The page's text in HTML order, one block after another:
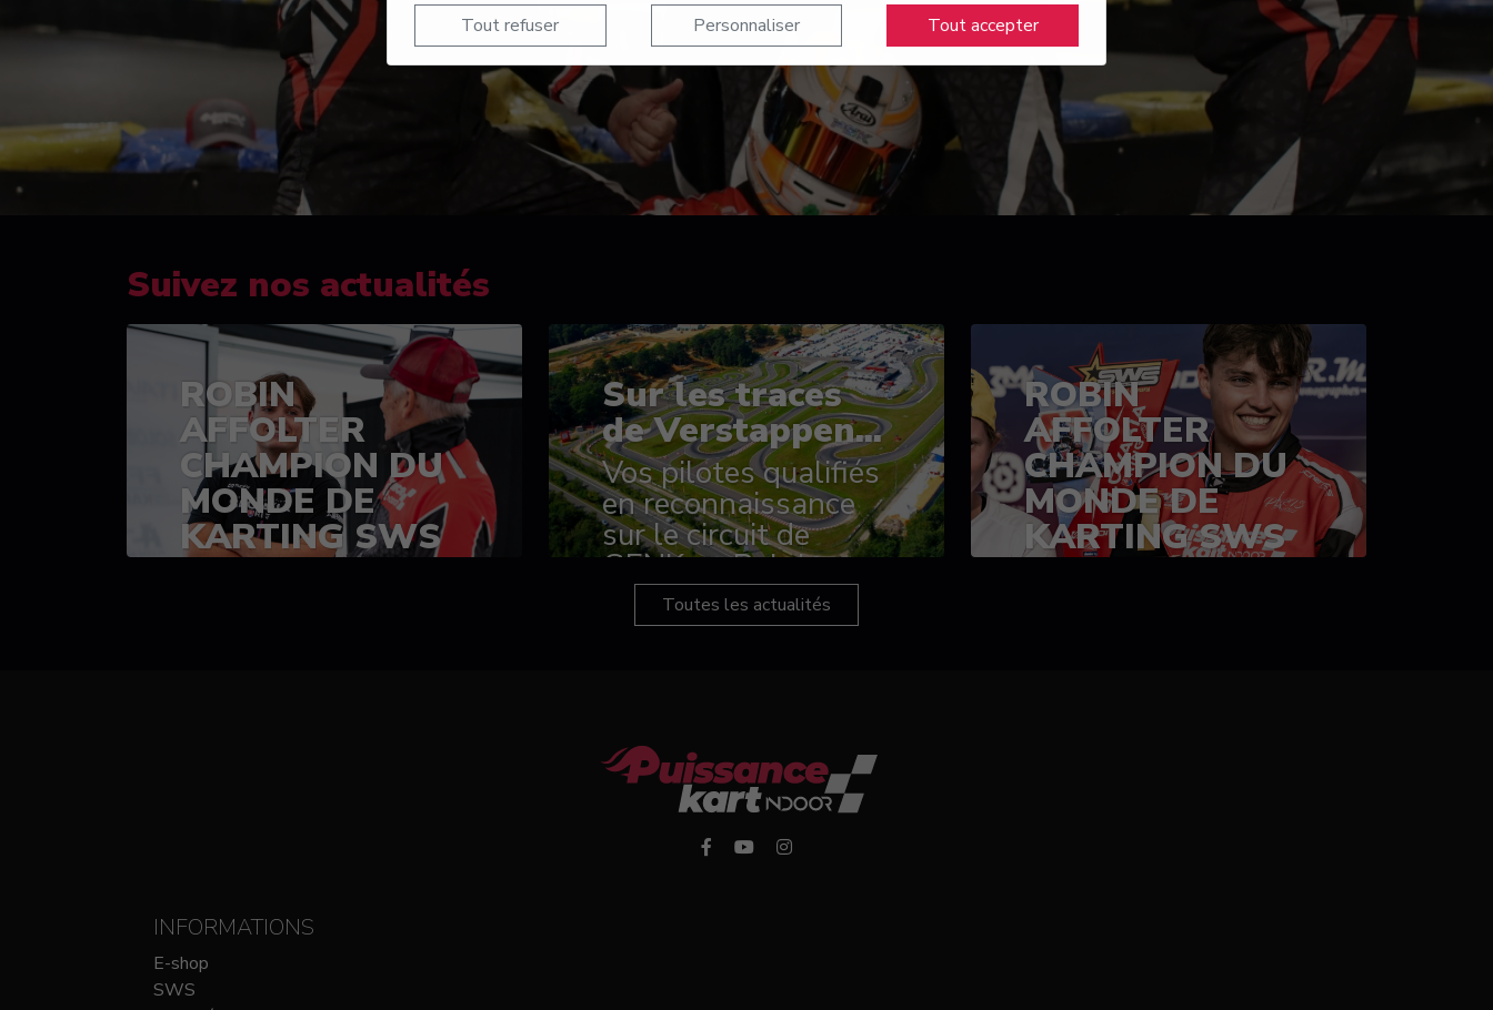
Tout refuser Personnaliser Tout accepter
Suivez nos actualités
ROBIN
AFFOLTER
CHAMPION DU
MONDE DE
KARTING SWS
(SPRINT)
Sur les traces
de Verstappen...
Vos pilotes qualifiés
en reconnaissance
sur le circuit de
GENK en Belgique
ROBIN
AFFOLTER
CHAMPION DU
MONDE DE
KARTING SWS
Toutes les actualités
INFORMATIONS
E-shop
SWS